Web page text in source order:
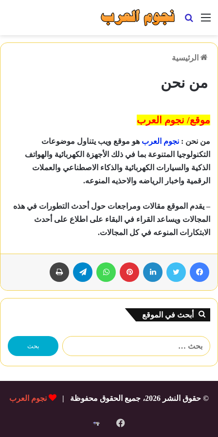
القائمة بحث
الرئيسية
من نحن
موقع/ نجوم العرب
من نحن : نجوم العرب هو موقع ويب يتناول موضوعات
التكنولوجيا المتنوعة بما في ذلك الأجهزة الكهربائية والهواتف
الذكية والسيارات الكهربائية والذكاء الاصطناعي والعملات
الرقمية واخبار الرياضه والاحذيه المنوعه.
– يقدم الموقع مقالات ومراجعات حول أحدث التطورات في هذه
المجالات ويساعد القراء في البقاء على اطلاع على أحدث
الابتكارات المنوعه في كل المجالات.
فيسبوك تويتر لينكدإن بينتيريستواتساب تيلقرام
أبحث في الموقع
البحث
عن:
© حقوق النشر 2026، جميع الحقوق محفوظة | نجوم العرب
فيسبوك